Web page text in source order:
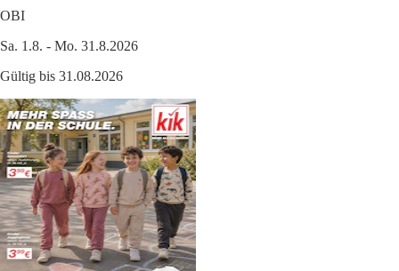
OBI
Sa. 1.8. - Mo. 31.8.2026
Gültig bis 31.08.2026